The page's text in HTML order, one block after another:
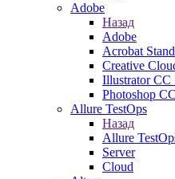
Adobe
Назад
Adobe
Acrobat
Creative
Illustrator CC
Photoshop
Allure TestOps
Назад
Allure
Server
Cloud